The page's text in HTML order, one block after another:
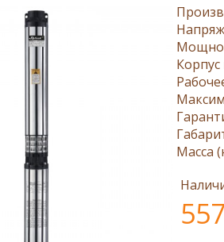
Масса